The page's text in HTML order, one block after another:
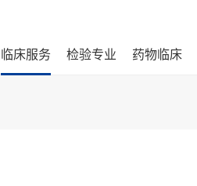
临床服务 检验专业 药物临床